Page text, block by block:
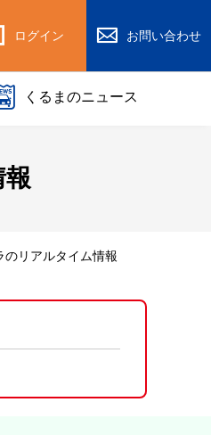
ログイン お問い合わせ
くるまのニュース
リアルタイム情報